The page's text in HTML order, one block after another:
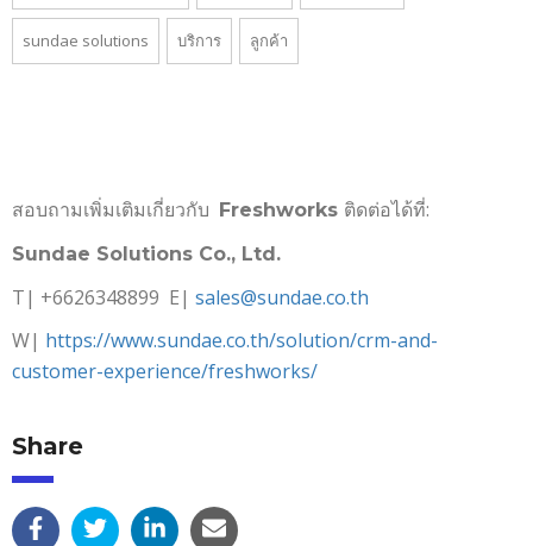
sundae solutions บริการ ลูกค้า
สอบถามเพิ่มเติมเกี่ยวกับ Freshworks ติดต่อได้ที่:
Sundae Solutions Co., Ltd.
T| +6626348899 E| sales@sundae.co.th
W| https://www.sundae.co.th/solution/crm-and-
customer-experience/freshworks/
Share